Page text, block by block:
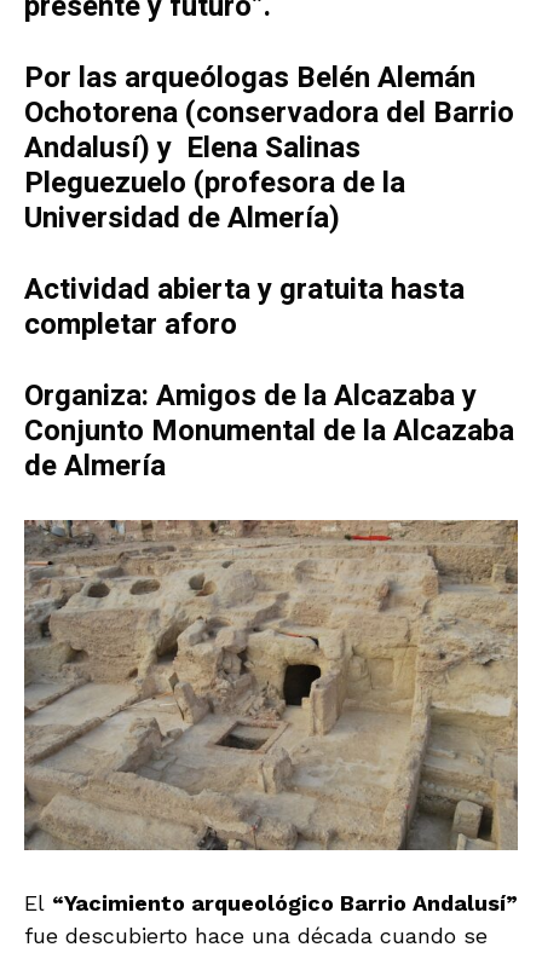
Por las arqueólogas Belén Alemán
Ochotorena (conservadora del Barrio
Andalusí) y Elena Salinas
Pleguezuelo (profesora de la
Universidad de Almería)
Actividad abierta y gratuita hasta
completar aforo
Organiza: Amigos de la Alcazaba y
Conjunto Monumental de la Alcazaba
de Almería
El “Yacimiento arqueológico Barrio Andalusí”
fue descubierto hace una década cuando se